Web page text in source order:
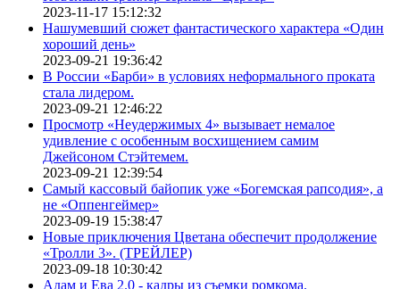
2023-11-17 15:12:32
Нашумевший сюжет фантастического характера «Один
хороший день»
2023-09-21 19:36:42
В России «Барби» в условиях неформального проката
стала лидером.
2023-09-21 12:46:22
Просмотр «Неудержимых 4» вызывает немалое
удивление с особенным восхищением самим
Джейсоном Стэйтемем.
2023-09-21 12:39:54
Самый кассовый байопик уже «Богемская рапсодия», а
не «Оппенгеймер»
2023-09-19 15:38:47
Новые приключения Цветана обеспечит продолжение
«Тролли 3». (ТРЕЙЛЕР)
2023-09-18 10:30:42
Адам и Ева 2.0 - кадры из съемки ромкома.